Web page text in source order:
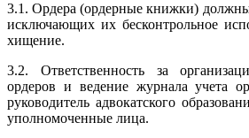
3.1. Ордера (ордерные книжки) должны
исключающих их бесконтрольное
хищение.
3.2. Ответственность за
ордеров и ведение журнала учета
руководитель адвокатского
уполномоченные лица.